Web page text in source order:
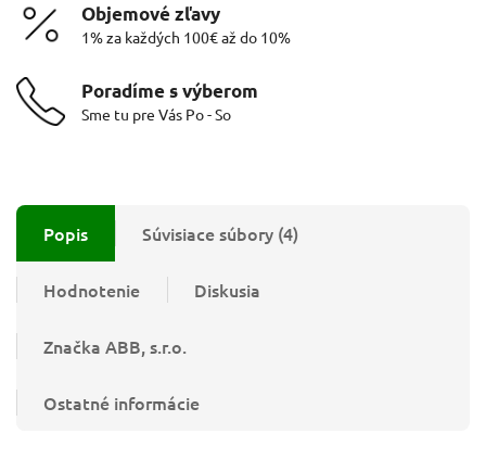
Objemové zľavy
1% za každých 100€ až do 10%
Poradíme s výberom
Sme tu pre Vás Po - So
Popis Súvisiace súbory (4)
Hodnotenie Diskusia
Značka ABB, s.r.o.
Ostatné informácie